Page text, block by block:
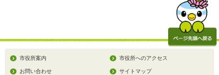
市役所案内 市役所へのアクセス
お問い合わせ サイトマップ